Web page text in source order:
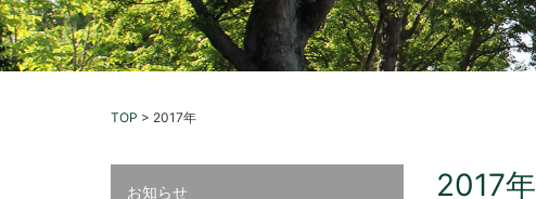
TOP > 2017年
2017年
お知らせ